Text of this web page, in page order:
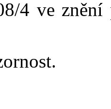
4 ve znění